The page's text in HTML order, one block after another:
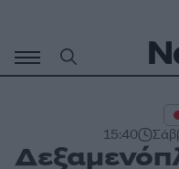
περιεχόμενο
15:40